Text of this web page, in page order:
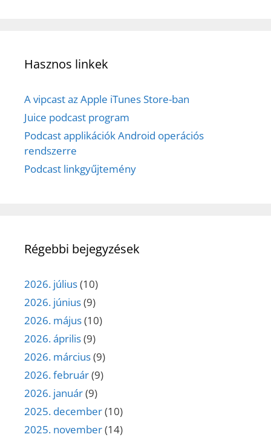
Hasznos linkek
A vipcast az Apple iTunes Store-ban
Juice podcast program
Podcast applikációk Android operációs
rendszerre
Podcast linkgyűjtemény
Régebbi bejegyzések
2026. július(10)
2026. június(9)
2026. május(10)
2026. április(9)
2026. március(9)
2026. február(9)
2026. január(9)
2025. december(10)
2025. november(14)